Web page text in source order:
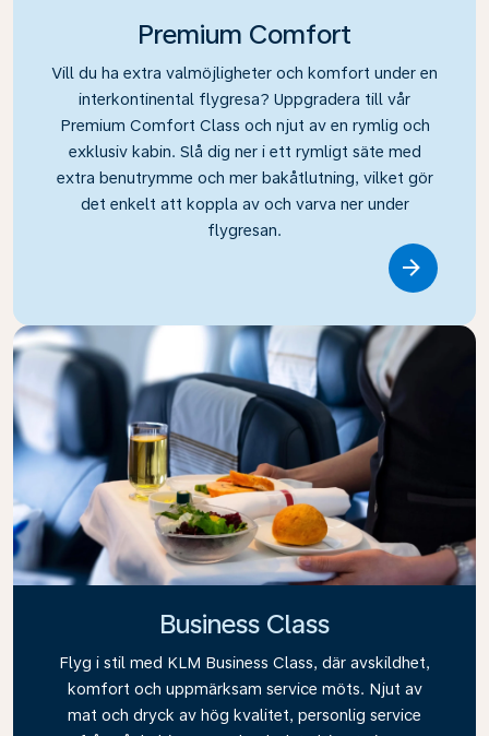
Premium Comfort
Vill du ha extra valmöjligheter och komfort under en
interkontinental flygresa? Uppgradera till vår
Premium Comfort Class och njut av en rymlig och
exklusiv kabin. Slå dig ner i ett rymligt säte med
extra benutrymme och mer bakåtlutning, vilket gör
det enkelt att koppla av och varva ner under
flygresan.
Business Class
Flyg i stil med KLM Business Class, där avskildhet,
komfort och uppmärksam service möts. Njut av
mat och dryck av hög kvalitet, personlig service